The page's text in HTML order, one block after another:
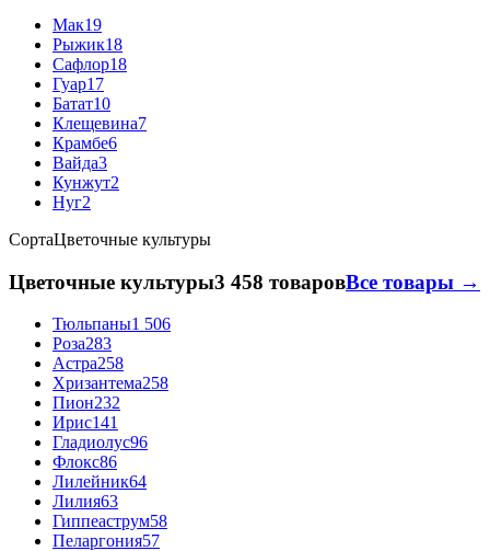
Мак19
Рыжик18
Сафлор18
Гуар17
Батат10
Клещевина7
Крамбе6
Вайда3
Кунжут2
Нуг2
СортаЦветочные культуры
Цветочные культуры3 458 товаровВсе товары →
Тюльпаны1 506
Роза283
Астра258
Хризантема258
Пион232
Ирис141
Гладиолус96
Флокс86
Лилейник64
Лилия63
Гиппеаструм58
Пеларгония57